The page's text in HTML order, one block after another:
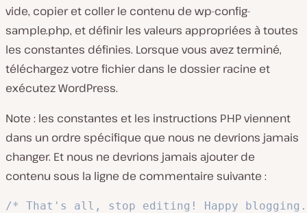
vide, copier et coller le contenu de wp-config-
sample.php, et définir les valeurs appropriées à toutes
les constantes définies. Lorsque vous avez terminé,
téléchargez votre fichier dans le dossier racine et
exécutez WordPress.
Note : les constantes et les instructions PHP viennent
dans un ordre spécifique que nous ne devrions jamais
changer. Et nous ne devrions jamais ajouter de
contenu sous la ligne de commentaire suivante :
/* That's all, stop editing! Happy